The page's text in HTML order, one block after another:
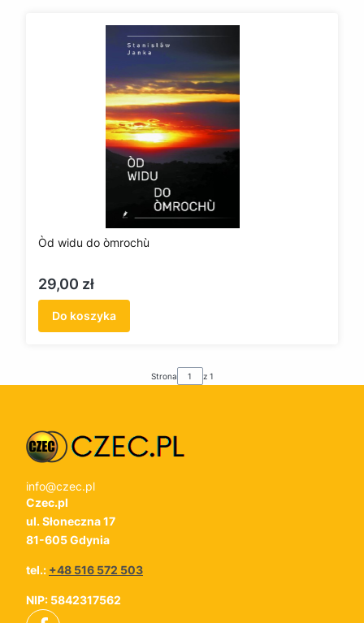
Òd widu do òmrochù
Cena
29,00 zł
Do koszyka
Strona z 1
info@czec.pl
Czec.pl
ul. Słoneczna 17
81-605 Gdynia
tel.: +48 516 572 503
NIP: 5842317562